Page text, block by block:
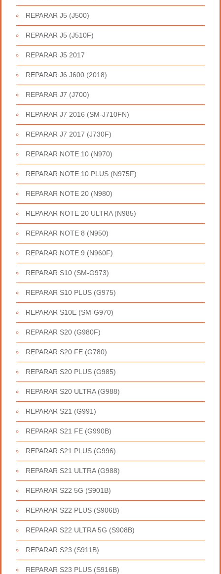
REPARAR J5 (J500)
REPARAR J5 (J510F)
REPARAR J5 2017
REPARAR J6 J600 (2018)
REPARAR J7 (J700)
REPARAR J7 2016 (SM-J710FN)
REPARAR J7 2017 (J730F)
REPARAR NOTE 10 (N970)
REPARAR NOTE 10 PLUS (N975F)
REPARAR NOTE 20 (N980)
REPARAR NOTE 20 ULTRA (N985)
REPARAR NOTE 8 (N950)
REPARAR NOTE 9 (N960F)
REPARAR S10 (SM-G973)
REPARAR S10 PLUS (G975)
REPARAR S10E (SM-G970)
REPARAR S20 (G980F)
REPARAR S20 FE (G780)
REPARAR S20 PLUS (G985)
REPARAR S20 ULTRA (G988)
REPARAR S21 (G991)
REPARAR S21 FE (G990B)
REPARAR S21 PLUS (G996)
REPARAR S21 ULTRA (G988)
REPARAR S22 5G (S901B)
REPARAR S22 PLUS (S906B)
REPARAR S22 ULTRA 5G (S908B)
REPARAR S23 (S911B)
REPARAR S23 PLUS (S916B)